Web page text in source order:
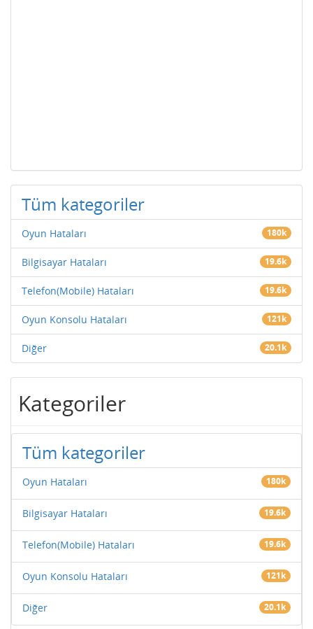
Tüm kategoriler
Oyun Hataları 180k
Bilgisayar Hataları 19.6k
Telefon(Mobile) Hataları 19.6k
Oyun Konsolu Hataları 121k
Diğer 20.1k
Kategoriler
Tüm kategoriler
Oyun Hataları 180k
Bilgisayar Hataları 19.6k
Telefon(Mobile) Hataları 19.6k
Oyun Konsolu Hataları 121k
Diğer 20.1k